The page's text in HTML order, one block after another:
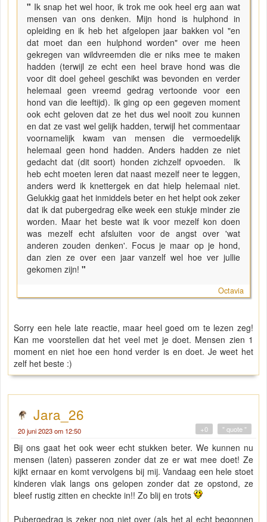
" Ik snap het wel hoor, ik trok me ook heel erg aan wat
mensen van ons denken. Mijn hond is hulphond in
opleiding en ik heb het afgelopen jaar bakken vol "en
dat moet dan een hulphond worden" over me heen
gekregen van wildvreemden die er niks mee te maken
hadden (terwijl ze echt een heel brave hond was die
voor dit doel geheel geschikt was bevonden en verder
helemaal geen vreemd gedrag vertoonde voor een
hond van die leeftijd). Ik ging op een gegeven moment
ook echt geloven dat ze het dus wel nooit zou kunnen
en dat ze vast wel gelijk hadden, terwijl het commentaar
voornamelijk kwam van mensen die vermoedelijk
helemaal geen hond hadden. Anders hadden ze niet
gedacht dat (dit soort) honden zichzelf opvoeden. Ik
heb echt moeten leren dat naast mezelf neer te leggen,
anders werd ik knettergek en dat hielp helemaal niet.
Gelukkig gaat het inmiddels beter en het helpt ook zeker
dat ik dat pubergedrag elke week een stukje minder zie
worden. Maar het beste wat ik voor mezelf kon doen
was mezelf echt afsluiten voor de angst over 'wat
anderen zouden denken'. Focus je maar op je hond,
dan zien ze over een jaar vanzelf wel hoe ver jullie
gekomen zijn! "
Octavia
Sorry een hele late reactie, maar heel goed om te lezen zeg!
Kan me voorstellen dat het veel met je doet. Mensen zien 1
moment en niet hoe een hond verder is en doet. Je weet het
zelf het beste :)
Jara_26
20 juni 2023 om 12:50 " quote "
+0
Bij ons gaat het ook weer echt stukken beter. We kunnen nu
mensen (laten) passeren zonder dat ze er wat mee doet! Ze
kijkt ernaar en komt vervolgens bij mij. Vandaag een hele stoet
kinderen vlak langs ons gelopen zonder dat ze opstond, ze
bleef rustig zitten en checkte in!! Zo blij en trots
Pubergedrag is zeker nog niet over (als het al echt begonnen